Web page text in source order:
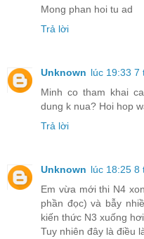
Mong phan hoi tu ad
Trả lời
Unknown lúc 19:33 7
Minh co tham khai
dung k nua? Hoi hop
Trả lời
Unknown lúc 18:25 8
Em vừa mới thi N4
phần đọc) và bẫy
kiến thức N3 xuống hơi
Tuy nhiên đây là điều